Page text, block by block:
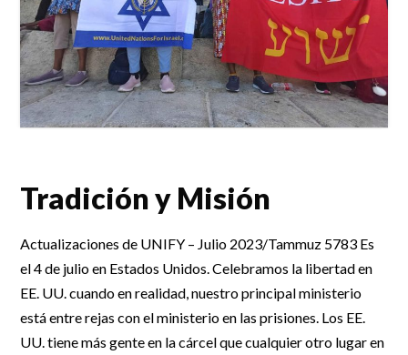
Tradición y Misión
Actualizaciones de UNIFY – Julio 2023/Tammuz 5783 Es
el 4 de julio en Estados Unidos. Celebramos la libertad en
EE. UU. cuando en realidad, nuestro principal ministerio
está entre rejas con el ministerio en las prisiones. Los EE.
UU. tiene más gente en la cárcel que cualquier otro lugar en